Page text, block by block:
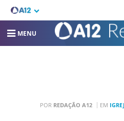
MENU
POR REDAÇÃO A12 EM